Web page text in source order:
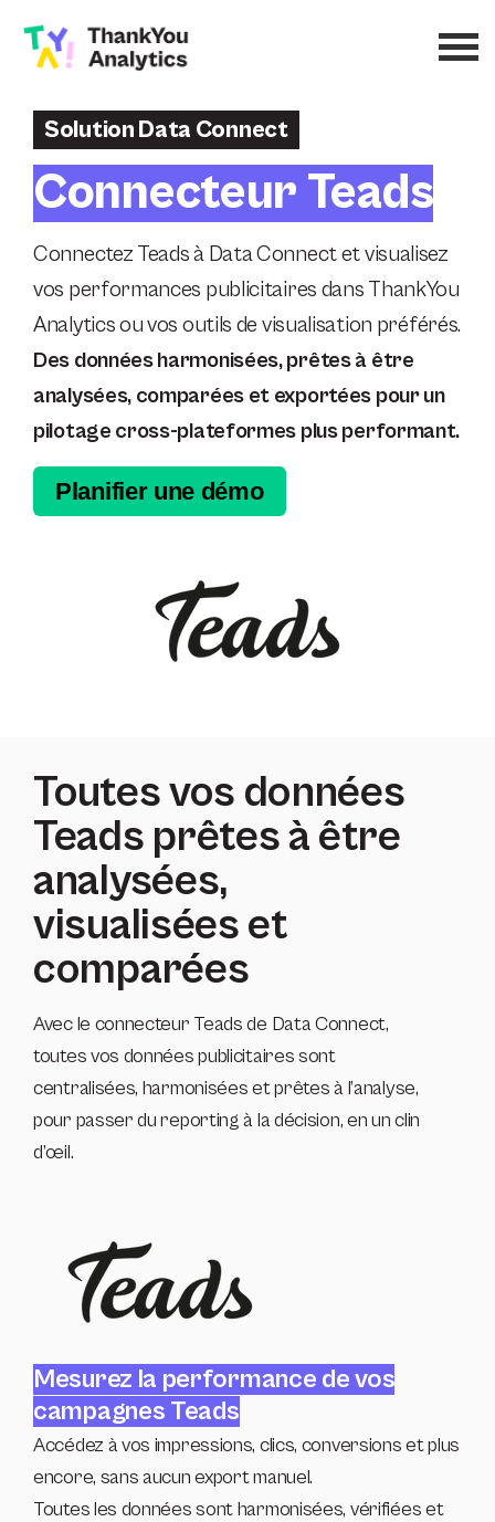
Solution Data Connect
Connecteur Teads
Connectez Teads à Data Connect et visualisez
vos performances publicitaires dans ThankYou
Analytics ou vos outils de visualisation préférés.
Des données harmonisées, prêtes à être
analysées, comparées et exportées pour un
pilotage cross-plateformes plus performant.
Planifier une démo
Toutes vos données
Teads prêtes à être
analysées,
visualisées et
comparées
Avec le connecteur Teads de Data Connect,
toutes vos données publicitaires sont
centralisées, harmonisées et prêtes à l’analyse,
pour passer du reporting à la décision, en un clin
d’œil.
Mesurez la performance de vos
campagnes Teads
Accédez à vos impressions, clics, conversions et plus
encore, sans aucun export manuel.
Toutes les données sont harmonisées, vérifiées et